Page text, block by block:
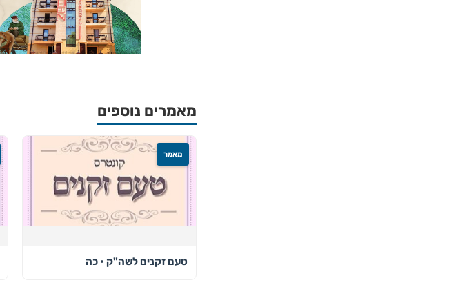
מאמרים נוספים
מאמר
טעם זקנים לשה"ק • כה